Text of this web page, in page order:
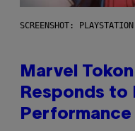
SCREENSHOT:
Marvel
Responds to
Performance